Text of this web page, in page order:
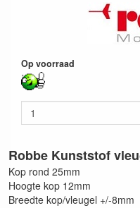
Op voorraad
Robbe Kunststof
Kop rond 25mm
Hoogte kop 12mm
Breedte kop/vleugel +/-8mm